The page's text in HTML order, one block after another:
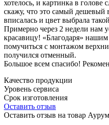
хотелось, и картинка в голове
скажу, что это самый дешевый
вписалась и цвет выбрала
Примерно через 2 недели нам
красавицу! «Благодаря»
помучиться с монтажом
получился отменный.
Большое всем спасибо!
Качество продукции
Уровень сервиса
Срок изготовления
Оставить отзыв
Оставить отзыв на товар Аурум